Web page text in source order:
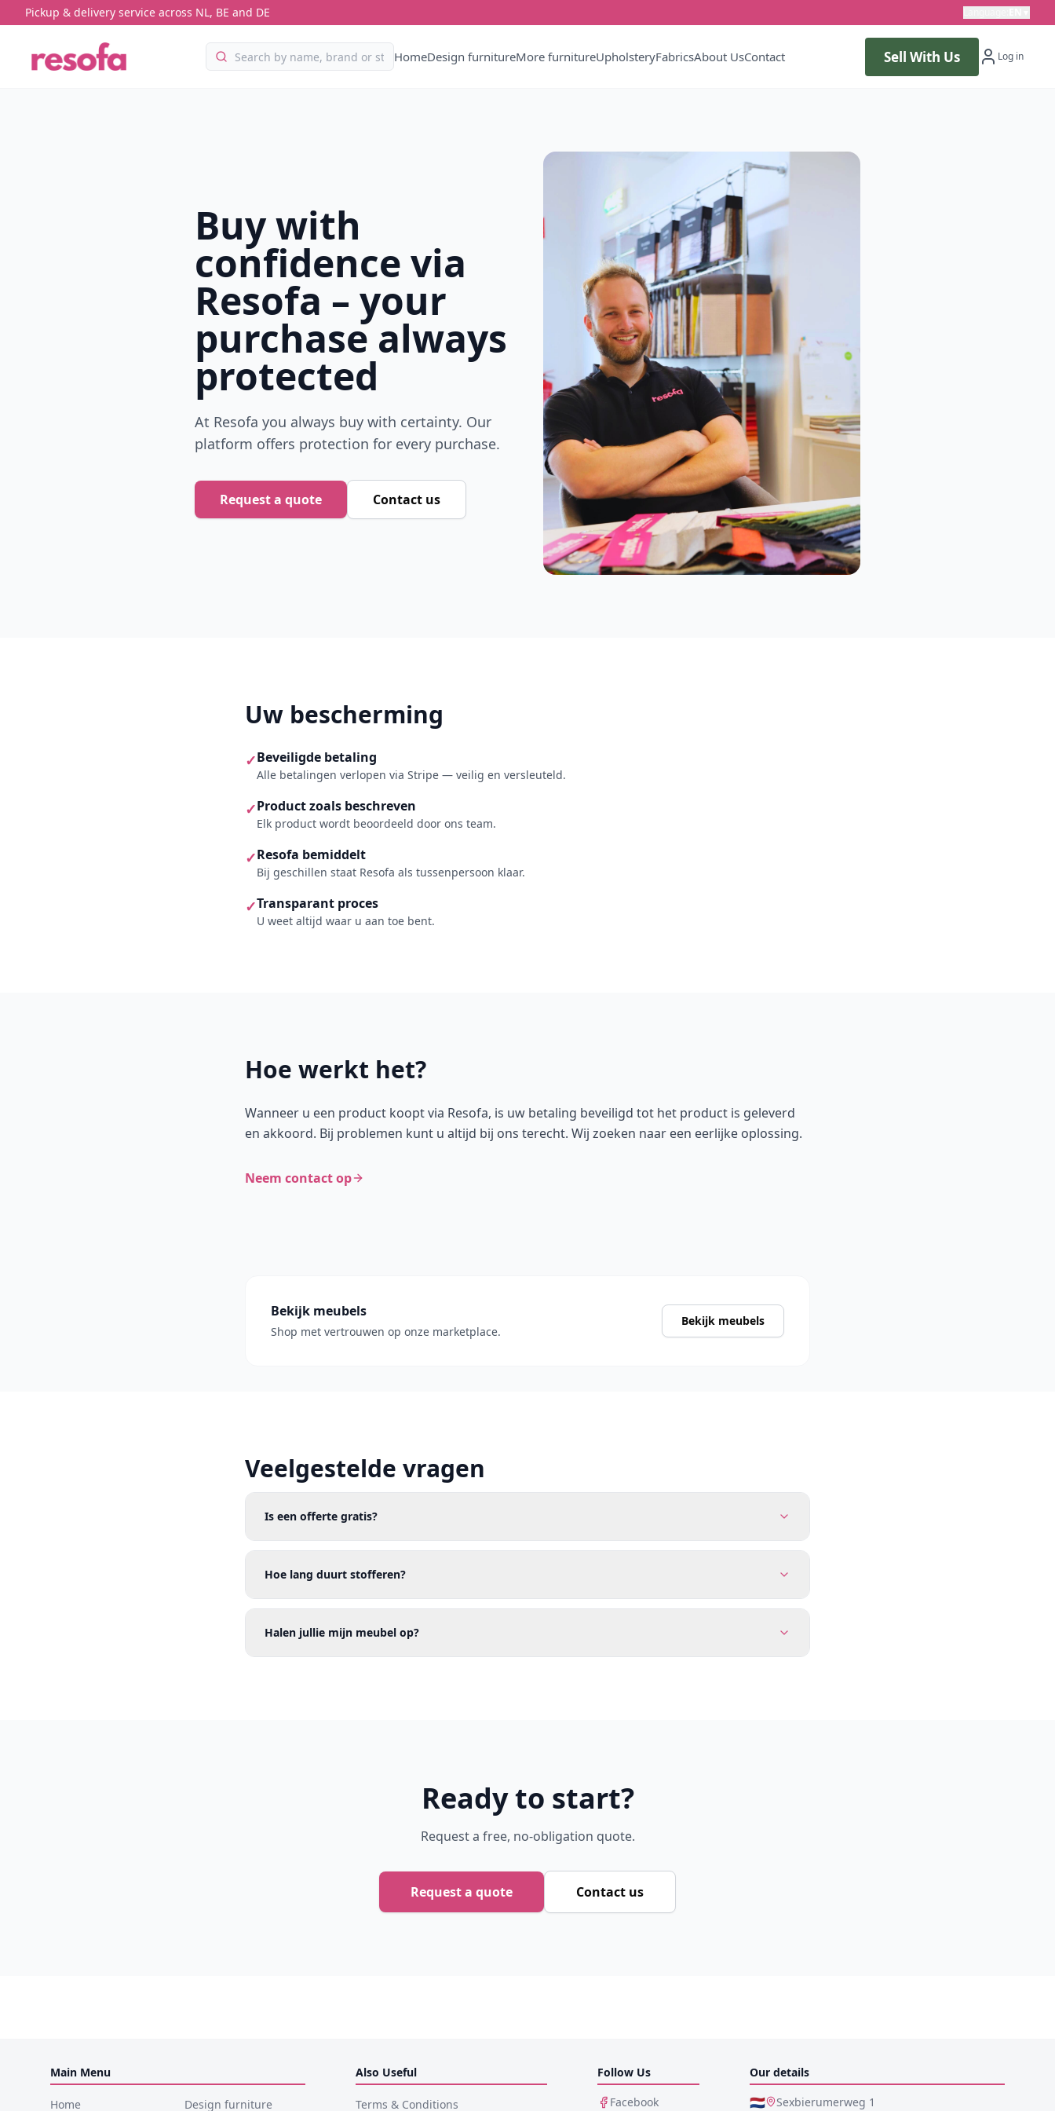
Pickup & delivery service across NL, BE and DE
HomeDesign furnitureMore furnitureUpholsteryFabricsAbout UsContact Sell With Us Log in
Buy with
confidence via
Resofa – your
purchase always
protected
At Resofa you always buy with certainty. Our
platform offers protection for every purchase.
Request a quote Contact us
Uw bescherming
✓Beveiligde betaling
Alle betalingen verlopen via Stripe — veilig en versleuteld.
✓Product zoals beschreven
Elk product wordt beoordeeld door ons team.
✓Resofa bemiddelt
Bij geschillen staat Resofa als tussenpersoon klaar.
✓Transparant proces
U weet altijd waar u aan toe bent.
Hoe werkt het?
Wanneer u een product koopt via Resofa, is uw betaling beveiligd tot het product is geleverd
en akkoord. Bij problemen kunt u altijd bij ons terecht. Wij zoeken naar een eerlijke oplossing.
Neem contact op
Bekijk meubels
Shop met vertrouwen op onze marketplace.
Bekijk meubels
Veelgestelde vragen
Is een offerte gratis?
Hoe lang duurt stofferen?
Halen jullie mijn meubel op?
Ready to start?
Request a free, no-obligation quote.
Request a quote Contact us
Main Menu
Home Design furniture
Also Useful
Terms & Conditions
Follow Us
Facebook
Our details
🇳🇱
Sexbierumerweg 1